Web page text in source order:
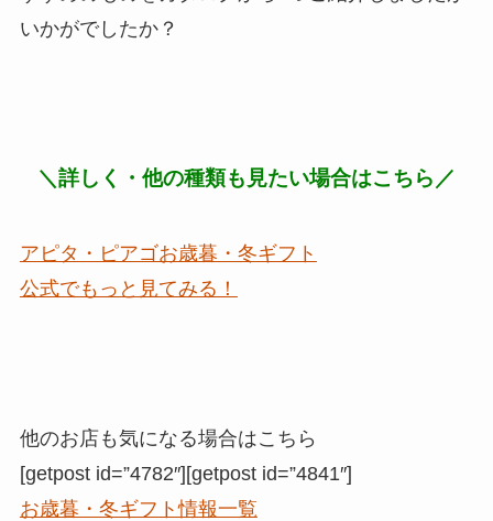
いかがでしたか？
＼詳しく・他の種類も見たい場合はこちら／
アピタ・ピアゴお歳暮・冬ギフト
公式でもっと見てみる！
他のお店も気になる場合はこちら
[getpost id=”4782″][getpost id=”4841″]
お歳暮・冬ギフト情報一覧